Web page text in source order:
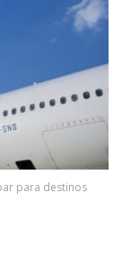
para destinos